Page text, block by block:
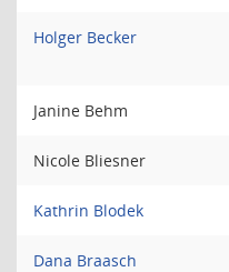
Holger Becker
Janine Behm
Nicole Bliesner
Kathrin Blodek
Dana Braasch